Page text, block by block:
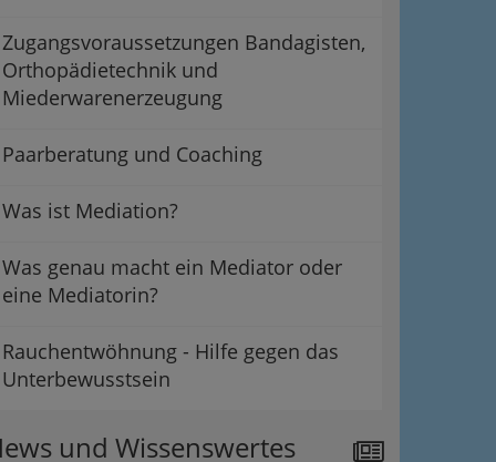
Zugangsvoraussetzungen Bandagisten,
Orthopädietechnik und
Miederwarenerzeugung
Paarberatung und Coaching
Was ist Mediation?
Was genau macht ein Mediator oder
eine Mediatorin?
Rauchentwöhnung - Hilfe gegen das
Unterbewusstsein
und Wissenswertes